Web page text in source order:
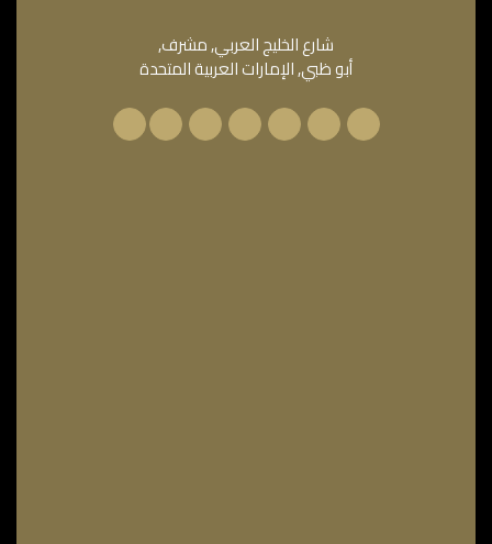
شارع الخليج العربي, مشرف,
أبو ظبي, الإمارات العربية المتحدة